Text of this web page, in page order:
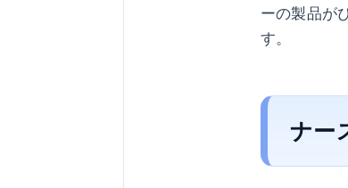
ーの製品が
す。
ナー